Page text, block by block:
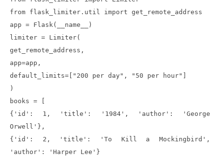
from flask_limiter.util import get_remote_address
app = Flask(__name__)
limiter = Limiter(
get_remote_address,
app=app,
default_limits=["200 per day", "50 per hour"]
)
books = [
{'id': 1, 'title': '1984', 'author': 'George
Orwell'},
{'id': 2, 'title': 'To Kill a Mockingbird',
'author': 'Harper Lee'}